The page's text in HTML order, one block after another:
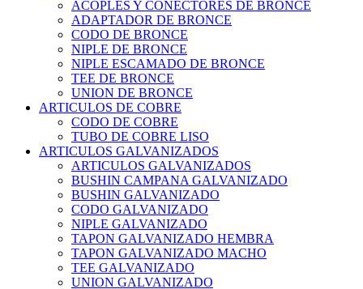
ACOPLES Y CONECTORES DE BRONCE
ADAPTADOR DE BRONCE
CODO DE BRONCE
NIPLE DE BRONCE
NIPLE ESCAMADO DE BRONCE
TEE DE BRONCE
UNION DE BRONCE
ARTICULOS DE COBRE
CODO DE COBRE
TUBO DE COBRE LISO
ARTICULOS GALVANIZADOS
ARTICULOS GALVANIZADOS
BUSHIN CAMPANA GALVANIZADO
BUSHIN GALVANIZADO
CODO GALVANIZADO
NIPLE GALVANIZADO
TAPON GALVANIZADO HEMBRA
TAPON GALVANIZADO MACHO
TEE GALVANIZADO
UNION GALVANIZADO